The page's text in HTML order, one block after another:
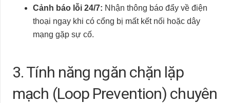
Cảnh báo lỗi 24/7: Nhận thông báo đẩy về điện
thoại ngay khi có cổng bị mất kết nối hoặc dây
mạng gặp sự cố.
3. Tính năng ngăn chặn lặp
mạch (Loop Prevention) chuyên